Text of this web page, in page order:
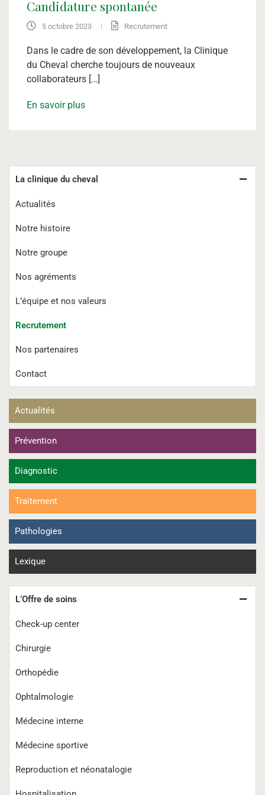
Candidature spontanée
5 octobre 2023 | Recrutement
Dans le cadre de son développement, la Clinique
du Cheval cherche toujours de nouveaux
collaborateurs […]
En savoir plus
La clinique du cheval
Actualités
Notre histoire
Notre groupe
Nos agréments
L’équipe et nos valeurs
Recrutement
Nos partenaires
Contact
Actualités
Prévention
Diagnostic
Traitement
Pathologies
Lexique
L’Offre de soins
Check-up center
Chirurgie
Orthopédie
Ophtalmologie
Médecine interne
Médecine sportive
Reproduction et néonatalogie